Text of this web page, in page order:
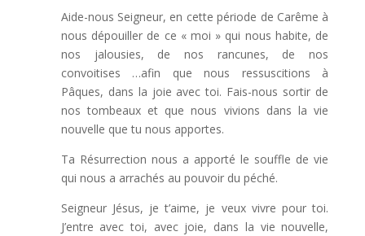
Aide-nous Seigneur, en cette période de Carême à
nous dépouiller de ce « moi » qui nous habite, de
nos jalousies, de nos rancunes, de nos
convoitises …afin que nous ressuscitions à
Pâques, dans la joie avec toi. Fais-nous sortir de
nos tombeaux et que nous vivions dans la vie
nouvelle que tu nous apportes.
Ta Résurrection nous a apporté le souffle de vie
qui nous a arrachés au pouvoir du péché.
Seigneur Jésus, je t’aime, je veux vivre pour toi.
J’entre avec toi, avec joie, dans la vie nouvelle,